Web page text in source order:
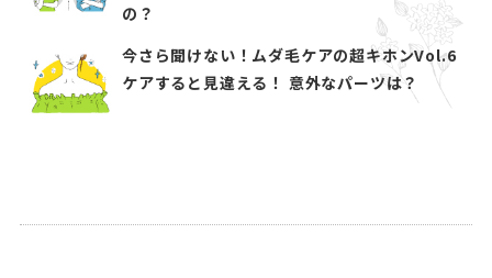
の？
今さら聞けない！ムダ毛ケアの超キホンVol.6
ケアすると見違える！ 意外なパーツは？